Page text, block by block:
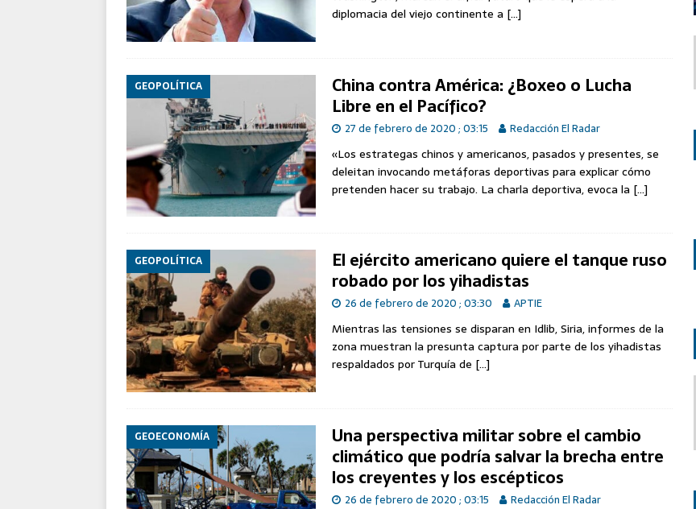
GMV participa en el proyecto ASTRALIS para el desarrollo de las futuras capacidades autónomas
europeas de mantenimiento en órbita
diplomacia del viejo continente a […]
GEOPOLÍTICA
China contra América: ¿Boxeo o Lucha
Libre en el Pacífico?
27 de febrero de 2020 ; 03:15 Redacción El Radar
«Los estrategas chinos y americanos, pasados y presentes, se
deleitan invocando metáforas deportivas para explicar cómo
pretenden hacer su trabajo. La charla deportiva, evoca la […]
GEOPOLÍTICA
El ejército americano quiere el tanque ruso
robado por los yihadistas
26 de febrero de 2020 ; 03:30 APTIE
Mientras las tensiones se disparan en Idlib, Siria, informes de la
zona muestran la presunta captura por parte de los yihadistas
respaldados por Turquía de […]
GEOECONOMÍA
Una perspectiva militar sobre el cambio
climático que podría salvar la brecha entre
los creyentes y los escépticos
26 de febrero de 2020 ; 03:15 Redacción El Radar